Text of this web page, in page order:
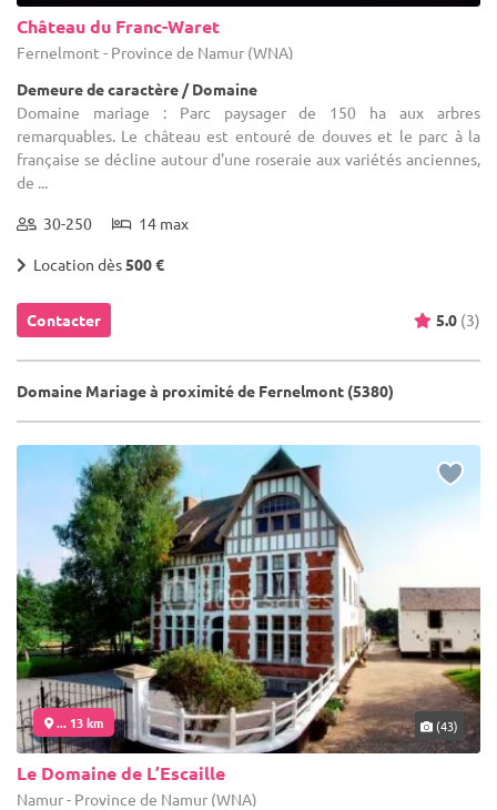
Château du Franc-Waret
Fernelmont - Province de Namur (WNA)
Demeure de caractère / Domaine
Domaine mariage : Parc paysager de 150 ha aux arbres
remarquables. Le château est entouré de douves et le parc à la
française se décline autour d'une roseraie aux variétés anciennes,
de ...
30-250 14 max
Location dès500 €
Contacter 5.0 (3)
Domaine Mariage à proximité de Fernelmont (5380)
... 13 km (43)
Le Domaine de L’Escaille
Namur - Province de Namur (WNA)